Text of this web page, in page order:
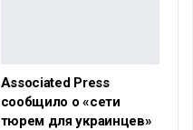
Associated Press
сообщило о «сети
тюрем для украинцев»